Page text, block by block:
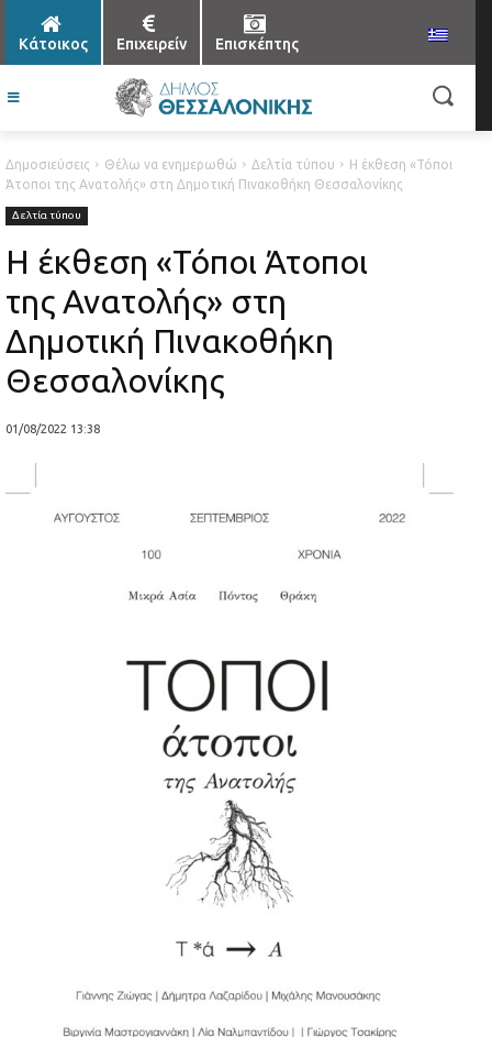
Κάτοικος Επιχειρείν Επισκέπτης
Δημοσιεύσεις Θέλω να ενημερωθώ Δελτία τύπου
Η έκθεση «Τόποι
Άτοποι της Ανατολής» στη Δημοτική Πινακοθήκη Θεσσαλονίκης
Δελτία τύπου
Η έκθεση «Τόποι Άτοποι
της Ανατολής» στη
Δημοτική Πινακοθήκη
Θεσσαλονίκης
01/08/2022 13:38